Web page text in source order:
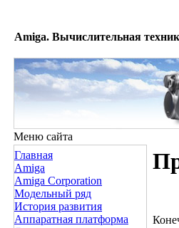
Amiga. Вычислительная
Меню сайта
Главная
Amiga
Amiga Corporation
Модельный ряд
История развития
Аппаратная платформа